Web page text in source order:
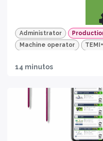
Per un
Certificazione
mold
Administrator
Machine operator
TEMI+
14 minutos